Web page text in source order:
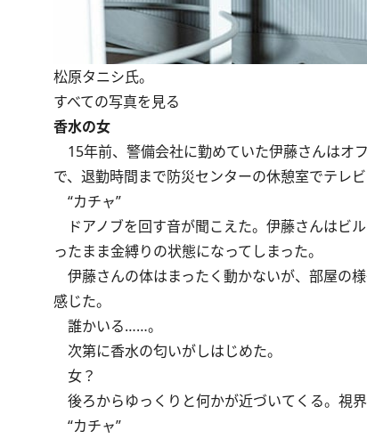
松原タニシ氏。
すべての写真を見る
香水の女
15年前、警備会社に勤めていた伊藤さんはオ
で、退勤時間まで防災センターの休憩室でテレビ
“カチャ”
ドアノブを回す音が聞こえた。伊藤さんはビ
ったまま金縛りの状態になってしまった。
伊藤さんの体はまったく動かないが、部屋の
感じた。
誰かいる……。
次第に香水の匂いがしはじめた。
女？
後ろからゆっくりと何かが近づいてくる。視
“カチャ”